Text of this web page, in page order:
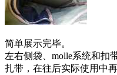
简单展示完毕。
左右侧袋、molle系统和扣
扎带，在往后实际使用中再